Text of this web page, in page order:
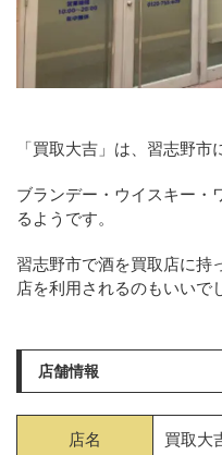
「買取大吉」は、習志野市
ブランデー・ウイスキー・
るようです。
習志野市で酒を買取店に持
店を利用されるのもいいで
店舗情報
店名 買取大